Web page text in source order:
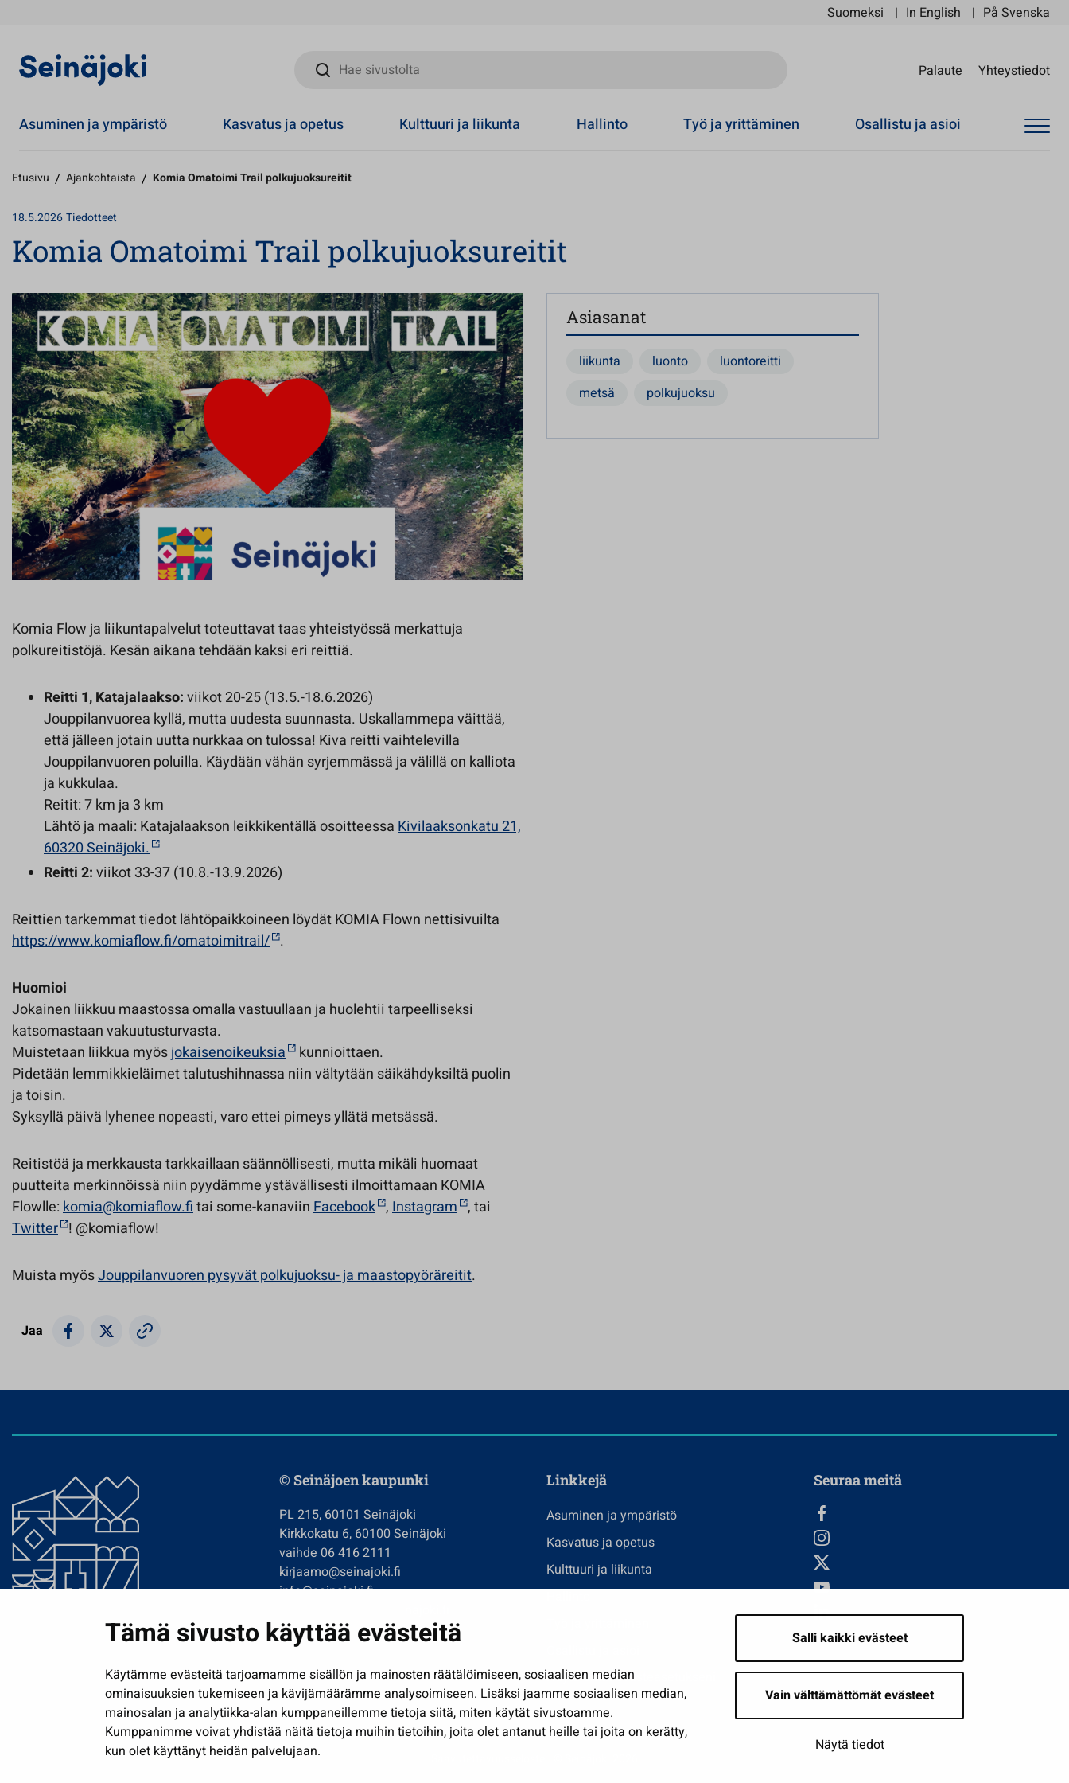
Tämä sivusto käyttää evästeitä
Käytämme evästeitä tarjoamamme sisällön ja mainosten räätälöimiseen, sosiaalisen median
ominaisuuksien tukemiseen ja kävijämäärämme analysoimiseen. Lisäksi jaamme sosiaalisen median,
mainosalan ja analytiikka-alan kumppaneillemme tietoja siitä, miten käytät sivustoamme.
Kumppanimme voivat yhdistää näitä tietoja muihin tietoihin, joita olet antanut heille tai joita on kerätty,
kun olet käyttänyt heidän palvelujaan.
Salli kaikki evästeet
Vain välttämättömät evästeet
Näytä tiedot
Suomeksi In English På Svenska
Hae sivustolta
Palaute Yhteystiedot
Asuminen ja ympäristö Kasvatus ja opetus Kulttuuri ja liikunta Hallinto Työ ja yrittäminen Osallistu ja asioi
Etusivu / Ajankohtaista / Komia Omatoimi Trail polkujuoksureitit
18.5.2026Tiedotteet
Komia Omatoimi Trail polkujuoksureitit
Komia Flow ja liikuntapalvelut toteuttavat taas yhteistyössä merkattuja
polkureitistöjä. Kesän aikana tehdään kaksi eri reittiä.
Reitti 1, Katajalaakso:viikot 20-25 (13.5.-18.6.2026)
Jouppilanvuorea kyllä, mutta uudesta suunnasta. Uskallammepa väittää,
että jälleen jotain uutta nurkkaa on tulossa! Kiva reitti vaihtelevilla
Jouppilanvuoren poluilla. Käydään vähän syrjemmässä ja välillä on kalliota
ja kukkulaa.
Reitit: 7 km ja 3 km
Lähtö ja maali: Katajalaakson leikkikentällä osoitteessaKivilaaksonkatu 21,
60320 Seinäjoki.
Reitti 2:viikot 33-37 (10.8.-13.9.2026)
Reittien tarkemmat tiedot lähtöpaikkoineen löydät KOMIA Flown nettisivuilta
https://www.komiaflow.fi/omatoimitrail/ .
Huomioi
Jokainen liikkuu maastossa omalla vastuullaan ja huolehtii tarpeelliseksi
katsomastaan vakuutusturvasta.
Muistetaan liikkua myösjokaisenoikeuksia
kunnioittaen.
Pidetään lemmikkieläimet talutushihnassa niin vältytään säikähdyksiltä puolin
ja toisin.
Syksyllä päivä lyhenee nopeasti, varo ettei pimeys yllätä metsässä.
Reitistöä ja merkkausta tarkkaillaan säännöllisesti, mutta mikäli huomaat
puutteita merkinnöissä niin pyydämme ystävällisesti ilmoittamaan KOMIA
Flowlle:komia@komiaflow.fitai some-kanaviinFacebook ,Instagram , tai
Twitter ! @komiaflow!
Muista myösJouppilanvuoren pysyvät polkujuoksu- ja maastopyöräreitit.
Jaa
Asiasanat
liikunta luonto
luontoreitti
metsä
polkujuoksu
© Seinäjoen kaupunki
PL 215, 60101 Seinäjoki
Kirkkokatu 6, 60100 Seinäjoki
vaihde 06 416 2111
kirjaamo@seinajoki.fi
info@seinajoki.fi
Tilaa uutiskirje
Linkkejä
Asuminen ja ympäristö
Kasvatus ja opetus
Kulttuuri ja liikunta
Näytä omat evästeasetukseni
Seuraa meitä